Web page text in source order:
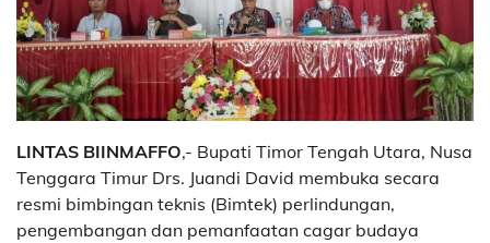
LINTAS BIINMAFFO,- Bupati Timor Tengah Utara, Nusa
Tenggara Timur Drs. Juandi David membuka secara
resmi bimbingan teknis (Bimtek) perlindungan,
pengembangan dan pemanfaatan cagar budaya